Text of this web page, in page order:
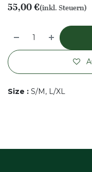
55,00€(inkl. Steuern)
Size : S/M, L/XL